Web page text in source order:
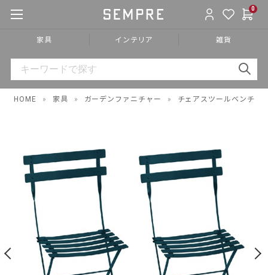
0
家具 インテリア 雑貨
HOME » 家具 » ガーデンファニチャー » チェアスツールベンチ